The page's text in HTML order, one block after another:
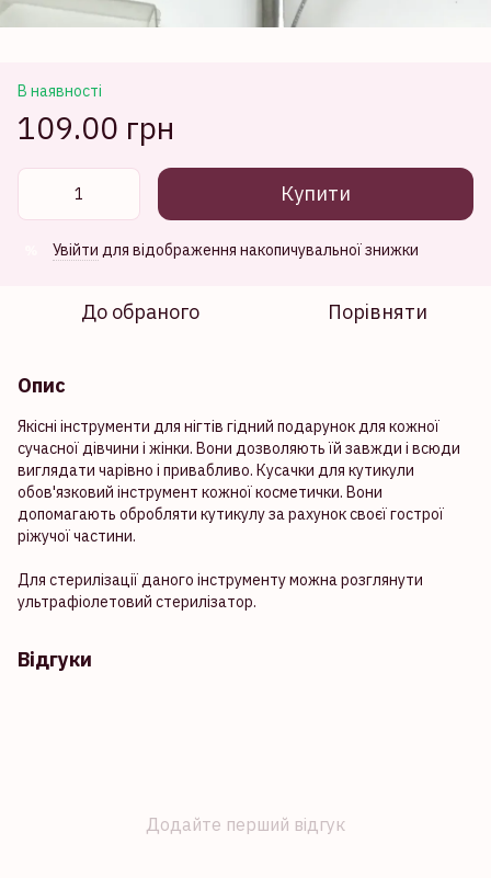
В наявності
109.00 грн
Купити
Увійти для відображення накопичувальної знижки
До обраного Порівняти
Опис
Якісні інструменти для нігтів гідний подарунок для кожної
сучасної дівчини і жінки. Вони дозволяють їй завжди і всюди
виглядати чарівно і привабливо. Кусачки для кутикули
обов'язковий інструмент кожної косметички. Вони
допомагають обробляти кутикулу за рахунок своєї гострої
ріжучої частини.
Для стерилізації даного інструменту можна розглянути
ультрафіолетовий стерилізатор.
Відгуки
Додайте перший відгук